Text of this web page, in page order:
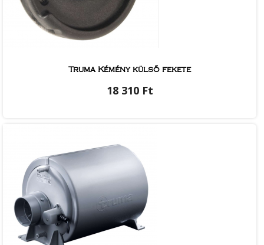
Truma Kémény külső fekete
18 310 Ft